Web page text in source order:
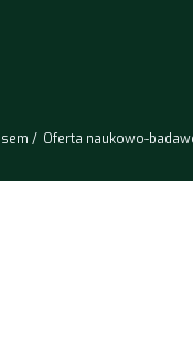
Oferta naukowo-